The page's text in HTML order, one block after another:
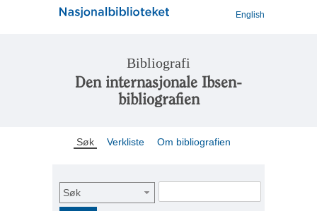
English
Bibliografi
Den internasjonale Ibsen-
bibliografien
Søk Verkliste Om bibliografien
Søk